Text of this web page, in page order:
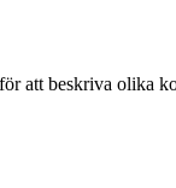
att beskriva olika